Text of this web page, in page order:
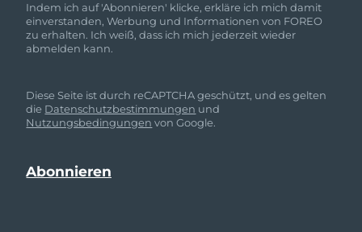
Indem ich auf 'Abonnieren' klicke, erkläre ich mich damit
einverstanden, Werbung und Informationen von FOREO
zu erhalten. Ich weiß, dass ich mich jederzeit wieder
abmelden kann.
Diese Seite ist durch reCAPTCHA geschützt, und es gelten
die Datenschutzbestimmungen und
Nutzungsbedingungen von Google.